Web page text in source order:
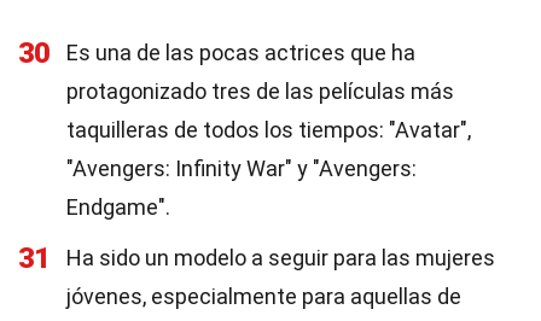
30
Es una de las pocas actrices que ha
protagonizado tres de las películas más
taquilleras de todos los tiempos: "Avatar",
"Avengers: Infinity War" y "Avengers:
Endgame".
31
Ha sido un modelo a seguir para las mujeres
jóvenes, especialmente para aquellas de